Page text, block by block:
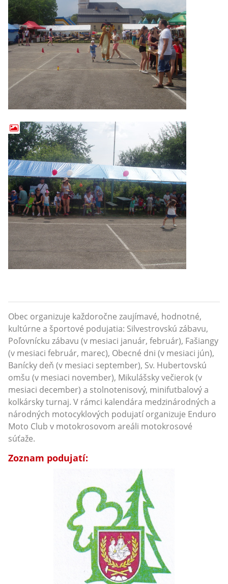
Obec organizuje každoročne zaujímavé, hodnotné,
kultúrne a športové podujatia: Silvestrovskú zábavu,
Poľovnícku zábavu (v mesiaci január, február), Fašiangy
(v mesiaci február, marec), Obecné dni (v mesiaci jún),
Banícky deň (v mesiaci september), Sv. Hubertovskú
omšu (v mesiaci november), Mikulášsky večierok (v
mesiaci december) a stolnotenisový, minifutbalový a
kolkársky turnaj. V rámci kalendára medzinárodných a
národných motocyklových podujatí organizuje Enduro
Moto Club v motokrosovom areáli motokrosové
súťaže.
Zoznam podujatí: